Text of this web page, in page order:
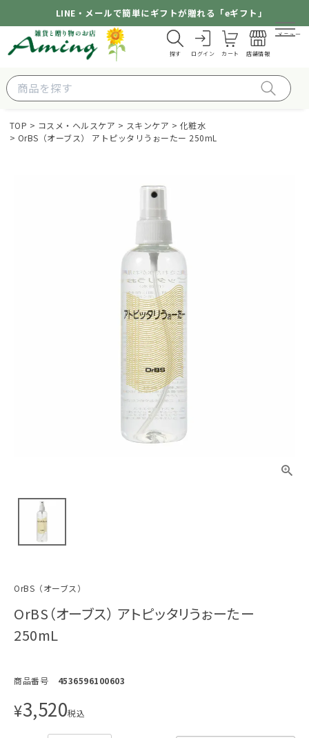
LINE・メールで簡単にギフトが贈れる「eギフト」
探す ログイン カート 店舗情報
メニュー
TOP コスメ・ヘルスケア スキンケア
化粧水
OrBS（オーブス） アトピッタリうぉーたー 250mL
OrBS（オーブス）
OrBS（オーブス） アトピッタリうぉーたー
250mL
商品番号 4536596100603
¥3,520税込